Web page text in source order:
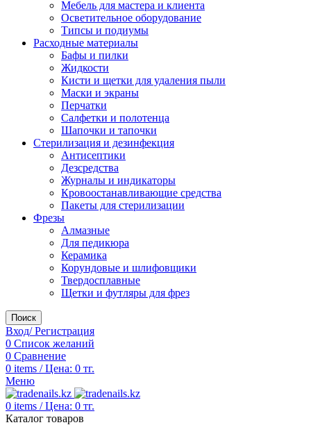
Мебель для мастера и клиента
Осветительное оборудование
Типсы и подиумы
Расходные материалы
Бафы и пилки
Жидкости
Кисти и щетки для удаления пыли
Маски и экраны
Перчатки
Салфетки и полотенца
Шапочки и тапочки
Стерилизация и дезинфекция
Антисептики
Дезсредства
Журналы и индикаторы
Кровоостанавливающие средства
Пакеты для стерилизации
Фрезы
Алмазные
Для педикюра
Керамика
Корундовые и шлифовщики
Твердосплавные
Щетки и футляры для фрез
Поиск
Вход/ Регистрация
0 Список желаний
0 Сравнение
0 items / Цена: 0 тг.
Меню
0 items / Цена: 0 тг.
Каталог товаров